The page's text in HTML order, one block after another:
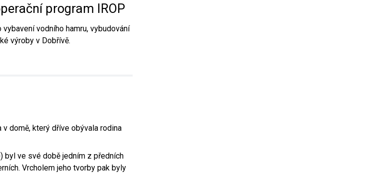
program IROP
vodního hamru, vybudování
výroby v Dobřívě.
domě, který dříve obývala rodina
byl ve své době jedním z předních
Vrcholem jeho tvorby pak byly